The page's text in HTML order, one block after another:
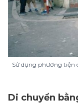
Sử dụng phương tiện
Di chuyển